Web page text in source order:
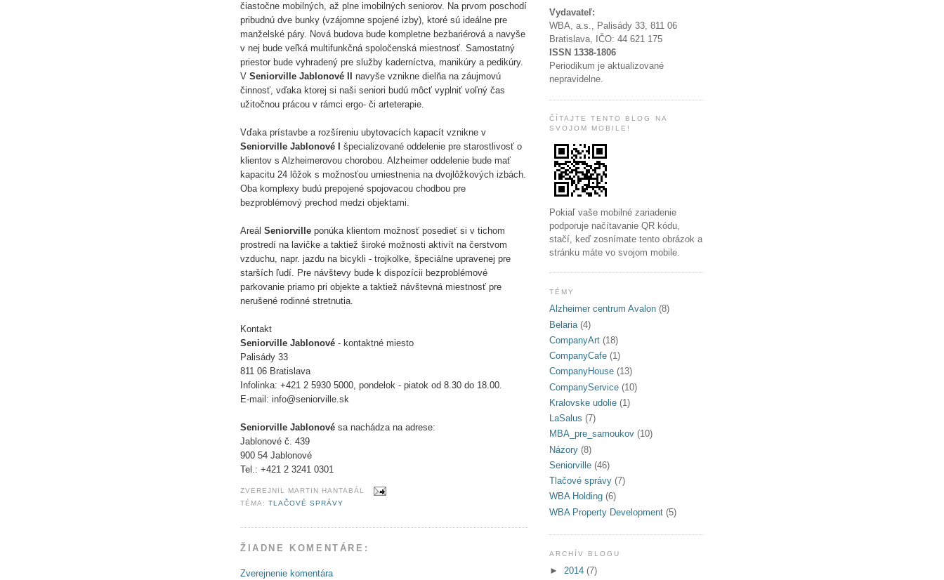
čiastočne mobilných, až plne imobilných seniorov. Na prvom poschodí
pribudnú dve bunky (vzájomne spojené izby), ktoré sú ideálne pre
manželské páry. Nová budova bude kompletne bezbariérová a navyše
v nej bude veľká multifunkčná spoločenská miestnosť. Samostatný
priestor bude vyhradený pre služby kaderníctva, manikúry a pedikúry.
V Seniorville Jablonové II
navyše vznikne dielňa na záujmovú
činnosť, vďaka ktorej si naši seniori budú môcť vyplniť voľný čas
užitočnou prácou v rámci ergo- či arteterapie.
Vďaka prístavbe a rozšíreniu ubytovacích kapacít vznikne v
Seniorville Jablonové I špecializované oddelenie pre starostlivosť o
klientov s Alzheimerovou chorobou. Alzheimer oddelenie bude mať
kapacitu 24 lôžok s možnosťou umiestnenia na dvojlôžkových izbách.
Oba komplexy budú prepojené spojovacou chodbou pre
bezproblémový prechod medzi objektami.
Areál Seniorville ponúka klientom možnosť posedieť si v tichom
prostredí na lavičke a taktiež široké možnosti aktivít na čerstvom
vzduchu, napr. jazdu na bicykli - trojkolke, špeciálne upravenej pre
starších ľudí. Pre návštevy bude k dispozícii bezproblémové
parkovanie priamo pri objekte a taktiež návštevná miestnosť pre
nerušené rodinné stretnutia.
Kontakt
Seniorville Jablonové - kontaktné miesto
Palisády 33
811 06 Bratislava
Infolinka: +421 2 5930 5000, pondelok - piatok od 8.30 do 18.00.
E-mail: info@seniorville.sk
Seniorville Jablonové sa nachádza na adrese:
Jablonové č. 439
900 54 Jablonové
Tel.: +421 2 3241 0301
ZVEREJNIL MARTIN HANTABÁL
TÉMA:TLAČOVÉ SPRÁVY
ŽIADNE KOMENTÁRE:
Zverejnenie komentára
Vydavateľ:
WBA, a.s., Palisády 33, 811 06
Bratislava, IČO: 44 621 175
ISSN 1338-1806
Periodikum je aktualizované
nepravidelne.
ČÍTAJTE TENTO BLOG NA
SVOJOM MOBILE!
Pokiaľ vaše mobilné zariadenie
podporuje načítavanie QR kódu,
stačí, keď zosnímate tento obrázok a
stránku máte vo svojom mobile.
TÉMY
Alzheimer centrum Avalon (8)
Belaria (4)
CompanyArt (18)
CompanyCafe (1)
CompanyHouse (13)
CompanyService (10)
Kralovske udolie (1)
LaSalus (7)
MBA_pre_samoukov (10)
Názory (8)
Seniorville (46)
Tlačové správy (7)
WBA Holding (6)
WBA Property Development (5)
ARCHÍV BLOGU
► 2014 (7)